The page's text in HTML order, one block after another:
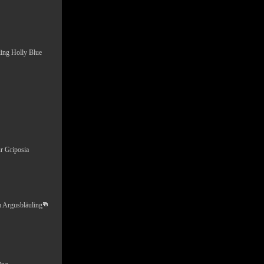
Holly Blue
Griposia
Argusbläuling